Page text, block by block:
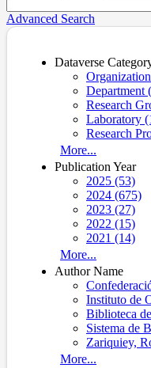
Advanced Search
Dataverse
Department
Research
Laboratory
Research
More...
Publication Year
2025 (53)
2024 (675)
2023 (27)
2022 (15)
2021 (14)
More...
Author Name
Instituto de
Biblioteca
Sistema de
Zariquiey,
More...